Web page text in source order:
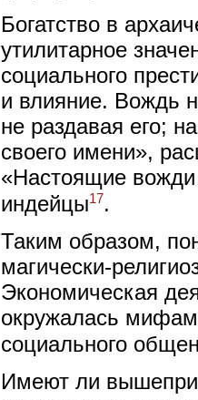
Богатство в
утилитарное
социального
и влияние. Вождь
не раздавая его;
своего имени»,
«Настоящие
индейцы17.
Таким образом,
магически-
Экономическая
окружалась
социального
Имеют ли